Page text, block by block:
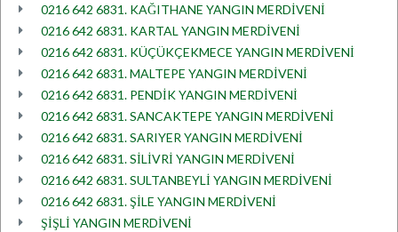
0216 642 6831. KAĞITHANE YANGIN MERDİVENİ
0216 642 6831. KARTAL YANGIN MERDİVENİ
0216 642 6831. KÜÇÜKÇEKMECE YANGIN MERDİVENİ
0216 642 6831. MALTEPE YANGIN MERDİVENİ
0216 642 6831. PENDİK YANGIN MERDİVENİ
0216 642 6831. SANCAKTEPE YANGIN MERDİVENİ
0216 642 6831. SARIYER YANGIN MERDİVENİ
0216 642 6831. SİLİVRİ YANGIN MERDİVENİ
0216 642 6831. SULTANBEYLİ YANGIN MERDİVENİ
0216 642 6831. ŞİLE YANGIN MERDİVENİ
ŞİŞLİ YANGIN MERDİVENİ